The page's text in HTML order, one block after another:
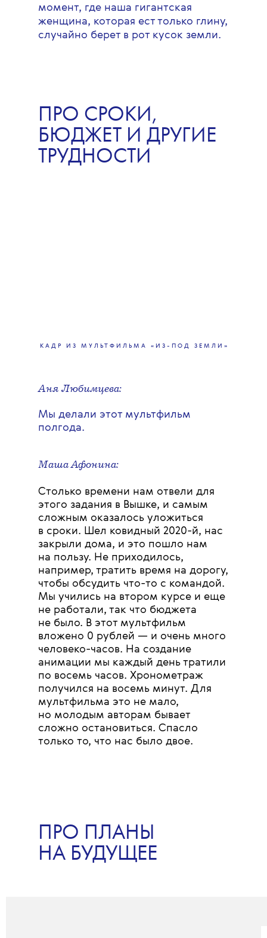
момент, где наша гигантская
женщина, которая ест только глину,
случайно берет в рот кусок земли.
ПРО СРОКИ,
БЮДЖЕТ И ДРУГИЕ
ТРУДНОСТИ
КАДР ИЗ МУЛЬТФИЛЬМА «ИЗ-ПОД ЗЕМЛИ»
Аня Любимцева:
Мы делали этот мультфильм
полгода.
Маша Афонина:
Столько времени нам отвели для
этого задания в Вышке, и самым
сложным оказалось уложиться
в сроки. Шел ковидный 2020-й, нас
закрыли дома, и это пошло нам
на пользу. Не приходилось,
например, тратить время на дорогу,
чтобы обсудить что-то с командой.
Мы учились на втором курсе и еще
не работали, так что бюджета
не было. В этот мультфильм
вложено 0 рублей — и очень много
человеко-часов. На создание
анимации мы каждый день тратили
по восемь часов. Хронометраж
получился на восемь минут. Для
мультфильма это не мало,
но молодым авторам бывает
сложно остановиться. Спасло
только то, что нас было двое.
ПРО ПЛАНЫ
НА БУДУЩЕЕ